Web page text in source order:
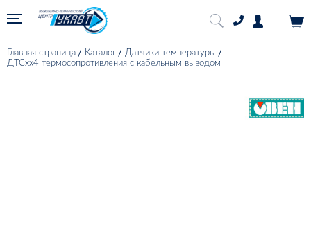
Главная страница Каталог
Датчики температуры
ДТСхх4 термосопротивления с кабельным выводом